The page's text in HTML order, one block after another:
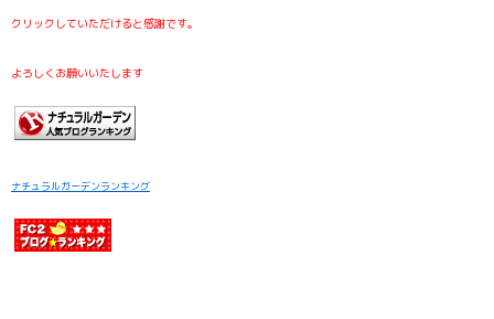
クリックしていただけると感謝です。
よろしくお願いいたします
ナチュラルガーデンランキング